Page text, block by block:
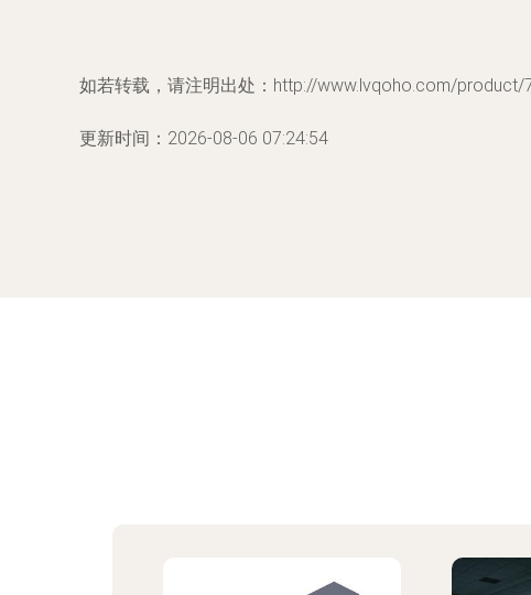
如若转载，请注明出处：http://www.lvqoho.com/product/
更新时间：2026-08-06 07:24:54